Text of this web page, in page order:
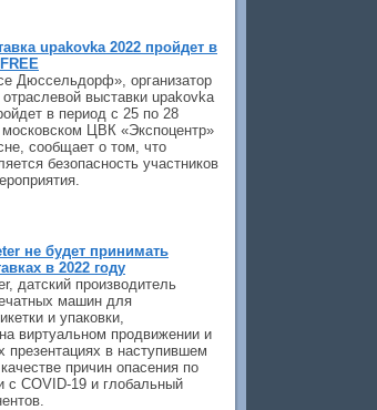
upakovka 2022 пройдет в
Дюссельдорф», организатор
выставки upakovka
в период с 25 по 28
московском ЦВК «Экспоцентр»
сообщает о том, что
безопасность участников
не будет принимать
в 2022 году
датский производитель
машин для
и упаковки,
виртуальном продвижении и
презентациях в наступившем
причин опасения по
с COVID-19 и глобальный